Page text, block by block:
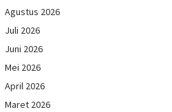
Agustus 2026
Juli 2026
Juni 2026
Mei 2026
April 2026
Maret 2026